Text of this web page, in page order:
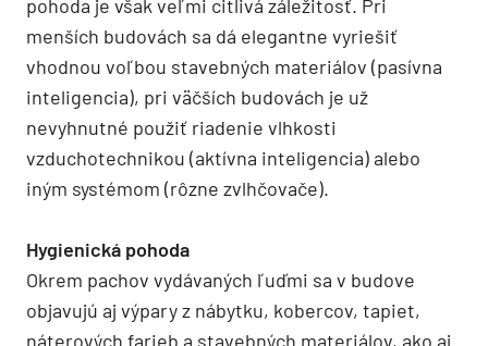
pohoda je však veľmi citlivá záležitosť. Pri
menších budovách sa dá elegantne vyriešiť
vhodnou voľbou stavebných materiálov (pasívna
inteligencia), pri väčších budovách je už
nevyhnutné použiť riadenie vlhkosti
vzduchotechnikou (aktívna inteligencia) alebo
iným systémom (rôzne zvlhčovače).
Hygienická pohoda
Okrem pachov vydávaných ľuďmi sa v budove
objavujú aj výpary z nábytku, kobercov, tapiet,
náterových farieb a stavebných materiálov, ako aj